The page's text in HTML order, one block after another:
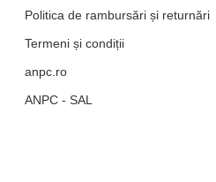
Politica de rambursări și returnări
Termeni și condiții
anpc.ro
ANPC - SAL